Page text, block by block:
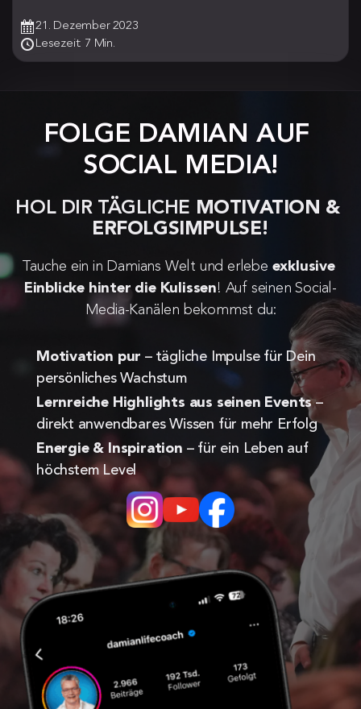
21. Dezember 2023
Lesezeit: 7 Min.
FOLGE DAMIAN AUF
SOCIAL MEDIA!
HOL DIR TÄGLICHE MOTIVATION &
ERFOLGSIMPULSE!
Tauche ein in Damians Welt und erlebe exklusive
Einblicke hinter die Kulissen! Auf seinen Social-
Media-Kanälen bekommst du:
Motivation pur – tägliche Impulse für Dein
persönliches Wachstum
Lernreiche Highlights aus seinen Events –
direkt anwendbares Wissen für mehr Erfolg
Energie & Inspiration – für ein Leben auf
höchstem Level